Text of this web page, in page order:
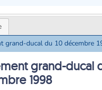
grand-ducal du 10 décembre
grand-ducal
1998